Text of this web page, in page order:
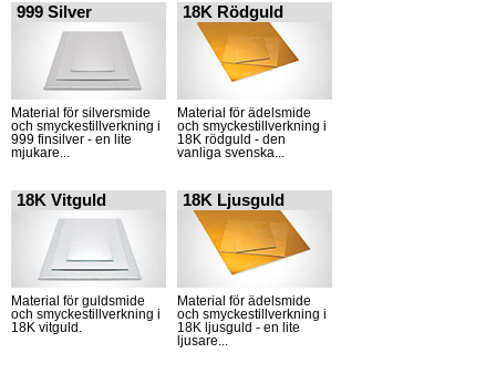
999 Silver
Material för silversmide
och smyckestillverkning i
999 finsilver - en lite
mjukare...
18K Rödguld
Material för ädelsmide
och smyckestillverkning i
18K rödguld - den
vanliga svenska...
18K Vitguld
Material för guldsmide
och smyckestillverkning i
18K vitguld.
18K Ljusguld
Material för ädelsmide
och smyckestillverkning i
18K ljusguld - en lite
ljusare...